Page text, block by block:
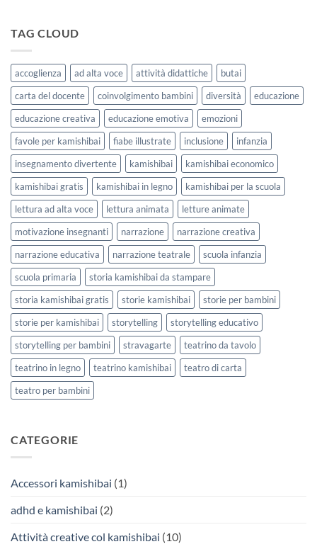
Settembre
2026
lavorare
sull’accoglienza
a
scuola
TAG CLOUD
accoglienza ad alta voce attività didattiche
butai
carta del docente
coinvolgimento bambini diversità
educazione
educazione creativa
educazione emotiva
emozioni
favole per kamishibai
fiabe illustrate inclusione
infanzia
insegnamento divertente
kamishibai
kamishibai economico
kamishibai gratis
kamishibai in legno
kamishibai per la scuola
lettura ad alta voce
lettura animata
letture animate
motivazione insegnanti
narrazione
narrazione creativa
narrazione educativa
narrazione teatrale
scuola infanzia
scuola primaria
storia kamishibai da stampare
storia kamishibai gratis
storie kamishibai
storie per bambini
storie per kamishibai
storytelling
storytelling educativo
storytelling per bambini
stravagarte
teatrino da tavolo
teatrino in legno
teatrino kamishibai
teatro di carta
teatro per bambini
CATEGORIE
Accessori kamishibai (1)
adhd e kamishibai (2)
Attività creative col kamishibai (10)